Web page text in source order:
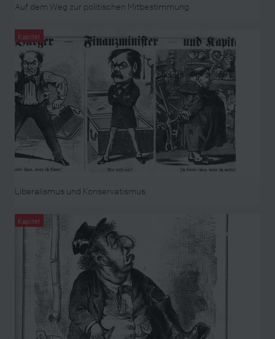
Auf dem Weg zur politischen Mitbestimmung
Kapitel
Liberalismus und Konservatismus
Kapitel